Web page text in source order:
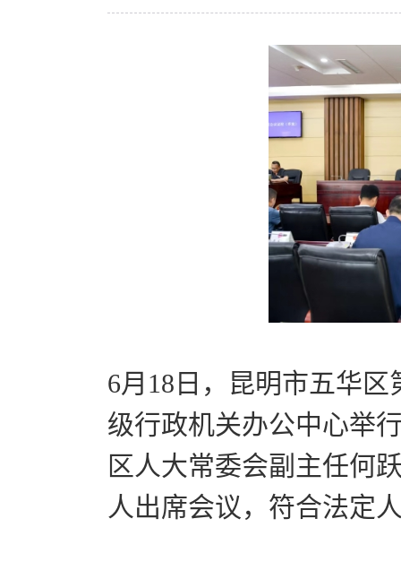
6月18日，昆明市五华
级行政机关办公中心举
区人大常委会副主任何
人出席会议，符合法定